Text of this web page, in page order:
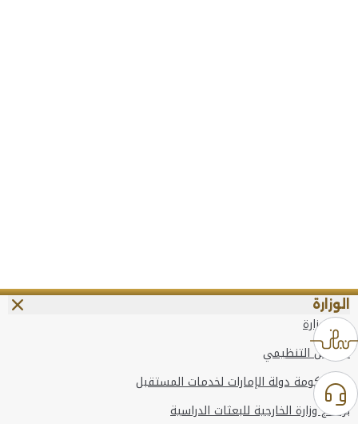
الوزارة
عن الوزارة
الهيكل التنظيمي
وعد حكومة دولة الإمارات لخدمات المستقبل
برنامج وزارة الخارجية للبعثات الدراسية